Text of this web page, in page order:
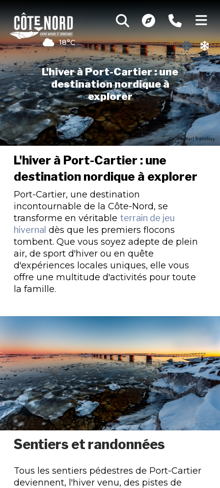
18°C
L'hiver à Port-Cartier : une
destination nordique à
explorer
Crédit : Karl Tremblay
L'hiver à Port-Cartier : une
destination nordique à explorer
Port-Cartier, une destination
incontournable de la Côte-Nord, se
transforme en véritable terrain de jeu
hivernal dès que les premiers flocons
tombent. Que vous soyez adepte de plein
air, de sport d'hiver ou en quête
d'expériences locales uniques, elle vous
offre une multitude d'activités pour toute
la famille.
Sentiers et randonnées
Tous les sentiers pédestres de Port-Cartier
deviennent, l'hiver venu, des pistes de